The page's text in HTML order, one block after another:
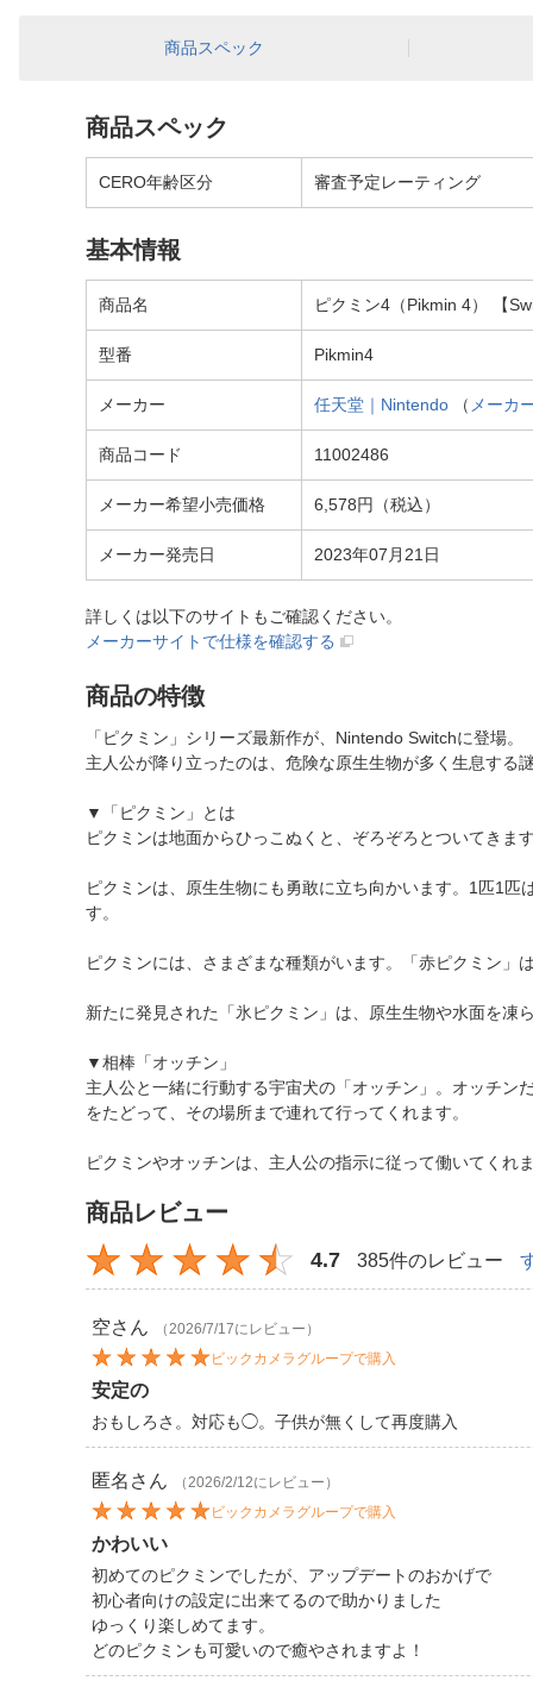
商品スペック
商品スペック
CERO年齢区分 審査予定レーティング
基本情報
商品名 ピクミン4（Pikmin 4） 【
型番 Pikmin4
メーカー 任天堂｜Nintendo （ メーカ
商品コード 11002486
メーカー希望小売価格 6,578円（税込）
メーカー発売日 2023年07月21日
詳しくは以下のサイトもご確認ください。
メーカーサイトで仕様を確認する
商品の特徴
「ピクミン」シリーズ最新作が、Nintendo Switchに登場。
主人公が降り立ったのは、危険な原生生物が多く生息する
▼「ピクミン」とは
ピクミンは地面からひっこぬくと、ぞろぞろとついてき
ピクミンは、原生生物にも勇敢に立ち向かいます。1匹1
す。
ピクミンには、さまざまな種類がいます。「赤ピクミン
新たに発見された「氷ピクミン」は、原生生物や水面を凍
▼相棒「オッチン」
主人公と一緒に行動する宇宙犬の「オッチン」。オッチン
をたどって、その場所まで連れて行ってくれます。
ピクミンやオッチンは、主人公の指示に従って働いてく
商品レビュー
4.7 385件のレビュー
空さん
（2026/7/17にレビュー）
ビックカメラグループで購入
安定の
おもしろさ。対応も◯。子供が無くして再度購入
匿名 さん
（2026/2/12にレビュー）
ビックカメラグループで購入
かわいい
初めてのピクミンでしたが、アップデートのおかげで
初心者向けの設定に出来てるので助かりました
ゆっくり楽しめてます。
どのピクミンも可愛いので癒やされますよ！